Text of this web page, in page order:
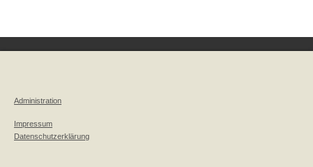
Administration
Impressum
Datenschutzerklärung